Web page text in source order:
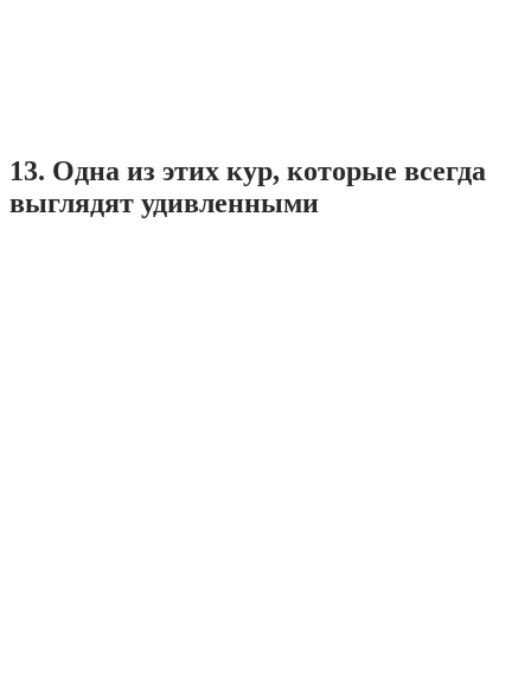
13. Одна из этих кур, которые всегда
выглядят удивленными